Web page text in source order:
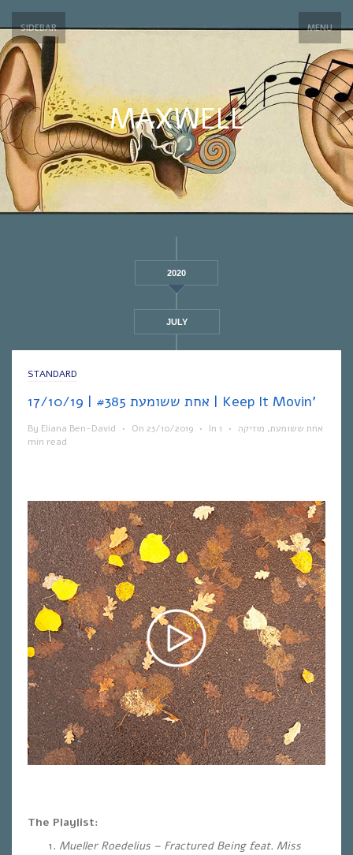
SIDEBAR MENU
MAXWELL
2020
JULY
STANDARD
אחת ששומעת #385 | 17/10/19 | Keep It Movin’
By Eliana Ben-David • On 23/10/2019 • In אחת ששומעת, מוזיקה •
1
min read
The Playlist:
Mueller Roedelius – Fractured Being feat. Miss